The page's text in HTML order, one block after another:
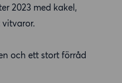
2023 med kakel,
och ett stort förråd